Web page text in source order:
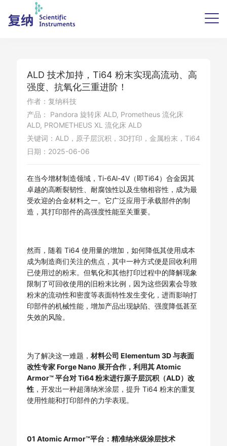
ALD 技术加持，Ti64 粉末实现高流动、高
强度、抗氧化三重进阶！
作者：复纳科技
产品： Pandora 旋转床 ALD, Prometheus 流化床
ALD, PROMETHEUS XL 流化床 ALD
关键词：ALD，原子层沉积，3D打印，金属粉末，Ti64
日期：2025-06-06
在当今增材制造领域，Ti-6Al-4V（即Ti64）合金因其
卓越的高断裂韧性、耐腐蚀性以及生物相容性，成为最
受欢迎的合金材料之一。它广泛应用于承载部件的制
造，其打印部件的高强度性能至关重要。
然而，随着 Ti64 使用量的增加，如何降低其使用成本
成为制造商们关注的焦点，其中一种方式便是回收利用
已使用过的粉末。但氧化和其他打印过程中的降解现象
限制了可回收使用的旧粉末比例，因为这些因素会导致
粉末的流动性和密度等表面特性发生变化，进而影响打
印部件的机械性能，增加产品出现缺陷、强度降低甚至
失效的风险。
为了解决这一难题， 材料公司 Elementum 3D 与表面
改性专家 Forge Nano 展开合作，利用其 Atomic
Armor™ 平台对 Ti64 粉末进行原子层沉积（ALD）改
性，开发出一种超薄纳米涂层，提升 Ti64 粉末的重复
使用性能和打印部件的力学表现。
01 Atomic Armor™平台：精准纳米级涂层技术